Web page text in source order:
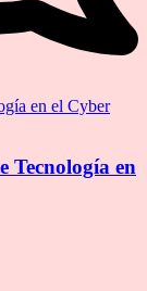
Tecnología en